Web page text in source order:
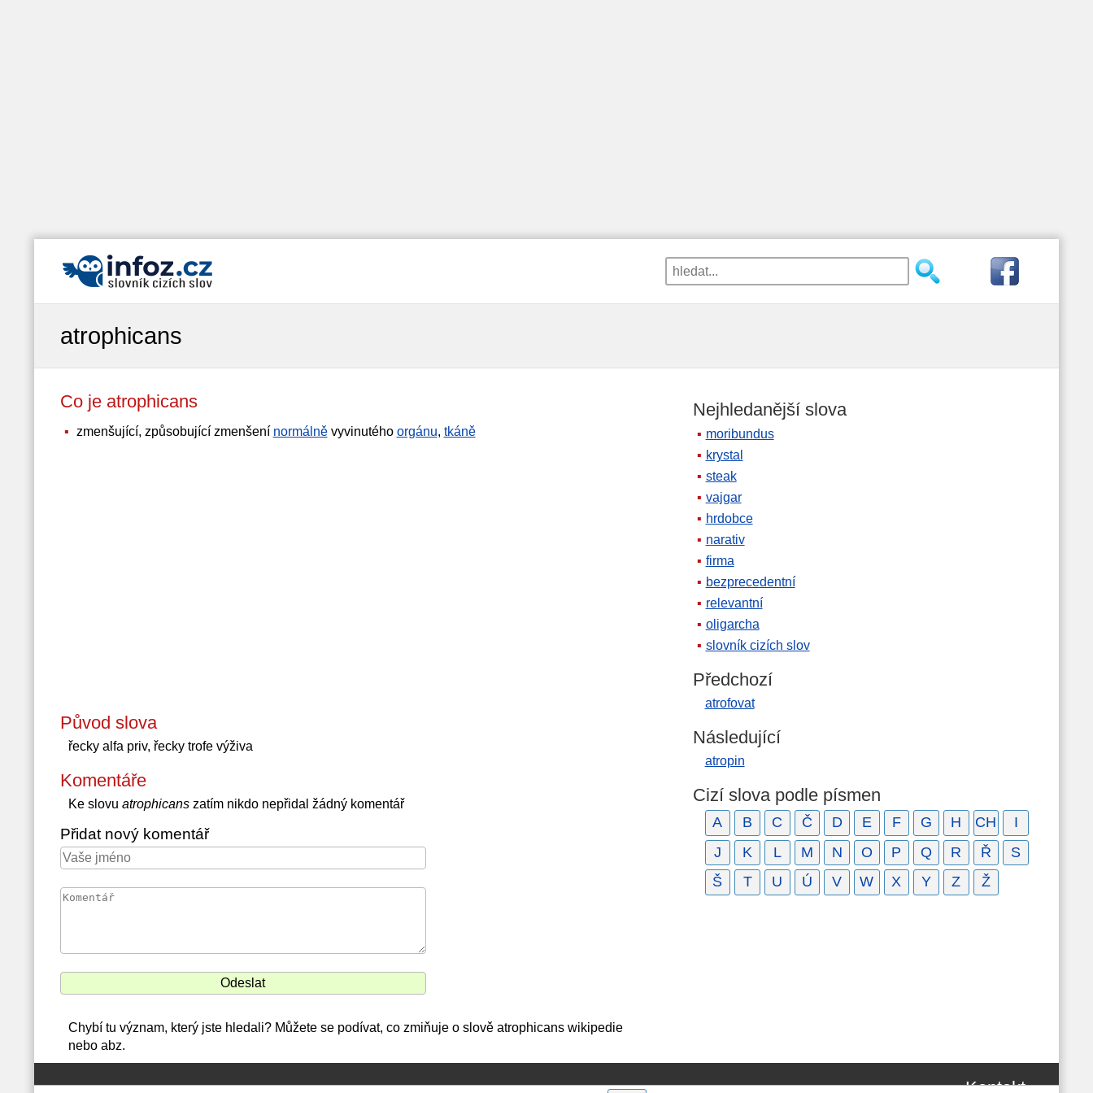
atrophicans
Co je atrophicans
zmenšující, způsobující zmenšení normálněvyvinutého orgánu, tkáně
Původ slova
řecky alfa priv, řecky trofe výživa
Komentáře
Ke slovu atrophicanszatím nikdo nepřidal žádný komentář
Přidat nový komentář
Chybí tu význam, který jste hledali? Můžete se podívat, co zmiňuje o slově atrophicans wikipedie
nebo abz.
Nejhledanější slova
moribundus
krystal
steak
vajgar
hrdobce
narativ
firma
bezprecedentní
relevantní
oligarcha
slovník cizích slov
Předchozí
atrofovat
Následující
atropin
Cizí slova podle písmen
A B C Č D E F G H CH
I
J
K L M N O P Q R Ř
S
Š
T U Ú V W X Y Z Ž
Kontakt